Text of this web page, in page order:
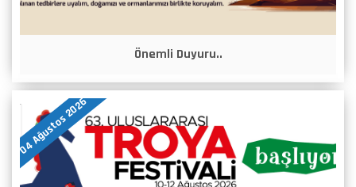
Önemli Duyuru..
04 Ağustos 2026